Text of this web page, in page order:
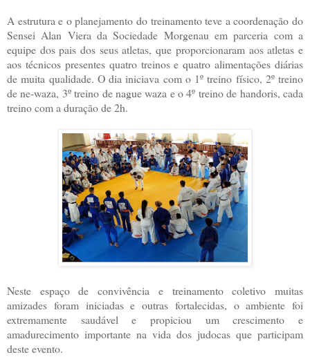
A estrutura e o planejamento do treinamento teve a coordenação do
Sensei Alan Viera da Sociedade Morgenau em parceria com a
equipe dos pais dos seus atletas, que proporcionaram aos atletas e
aos técnicos presentes quatro treinos e quatro alimentações diárias
de muita qualidade. O dia iniciava com o 1º treino físico, 2º treino
de ne-waza, 3º treino de nague waza e o 4º treino de handoris, cada
treino com a duração de 2h.
Neste espaço de convivência e treinamento coletivo muitas
amizades foram iniciadas e outras fortalecidas, o ambiente foi
extremamente saudável e propiciou um crescimento e
amadurecimento importante na vida dos judocas que participam
deste evento.